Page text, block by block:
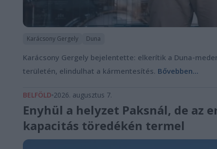
Karácsony Gergely Duna
Karácsony Gergely bejelentette: elkerítik a Duna-
területén, elindulhat a kármentesítés. Bővebben...
BELFÖLD 2026. augusztus 7.
Enyhül a helyzet Paksnál, de az
kapacitás töredékén termel